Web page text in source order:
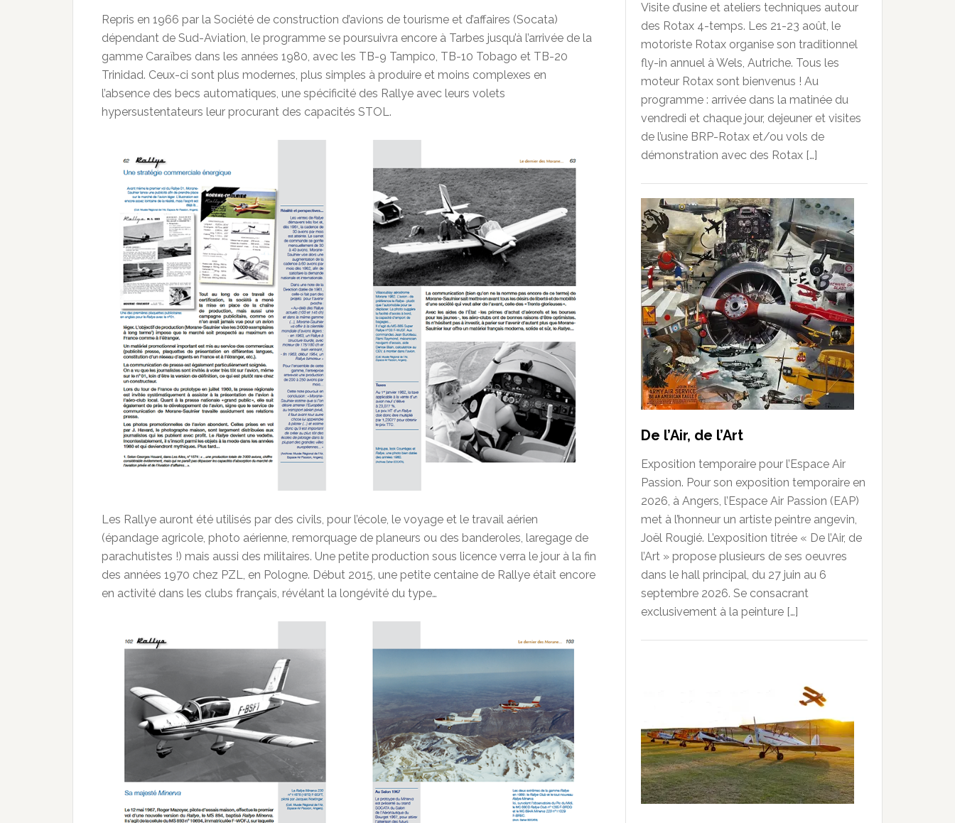
Repris en 1966 par la Société de construction d’avions de tourisme et d’affaires (Socata)
dépendant de Sud-Aviation, le programme se poursuivra encore à Tarbes jusqu’à l’arrivée de la
gamme Caraïbes dans les années 1980, avec les TB-9 Tampico, TB-10 Tobago et TB-20
Trinidad. Ceux-ci sont plus modernes, plus simples à produire et moins complexes en
l’absence des becs automatiques, une spécificité des Rallye avec leurs volets
hypersustentateurs leur procurant des capacités STOL.
Les Rallye auront été utilisés par des civils, pour l’école, le voyage et le travail aérien
(épandage agricole, photo aérienne, remorquage de planeurs ou des banderoles, laregage de
parachutistes !) mais aussi des militaires. Une petite production sous licence verra le jour à la fin
des années 1970 chez PZL, en Pologne. Début 2015, une petite centaine de Rallye était encore
en activité dans les clubs français, révélant la longévité du type…
Visite d’usine et ateliers techniques autour
des Rotax 4-temps. Les 21-23 août, le
motoriste Rotax organise son traditionnel
fly-in annuel à Wels, Autriche. Tous les
moteur Rotax sont bienvenus ! Au
programme : arrivée dans la matinée du
vendredi et chaque jour, dejeuner et visites
de l’usine BRP-Rotax et/ou vols de
démonstration avec des Rotax […]
De l’Air, de l’Art
Exposition temporaire pour l’Espace Air
Passion. Pour son exposition temporaire en
2026, à Angers, l’Espace Air Passion (EAP)
met à l’honneur un artiste peintre angevin,
Joël Rougié. L’exposition titrée « De l’Air, de
l’Art » propose plusieurs de ses oeuvres
dans le hall principal, du 27 juin au 6
septembre 2026. Se consacrant
exclusivement à la peinture […]